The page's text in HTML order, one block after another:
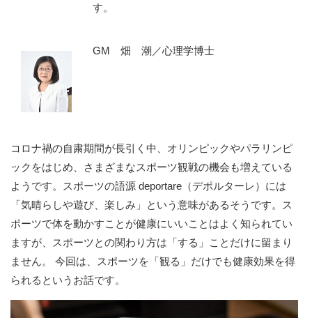
す。
GM 畑 潮／心理学博士
コロナ禍の自粛期間が長引く中、オリンピックやパラリンピ
ックをはじめ、さまざまなスポーツ観戦の機会も増えている
ようです。スポーツの語源 deportare（デポルターレ）には
「気晴らしや遊び、楽しみ」という意味があるそうです。ス
ポーツで体を動かすことが健康にいいことはよく知られてい
ますが、スポーツとの関わり方は「する」ことだけに留まり
ません。 今回は、スポーツを「観る」だけでも健康効果を得
られるというお話です。